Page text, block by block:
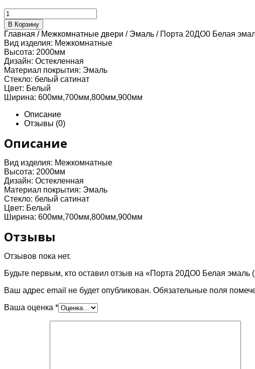
Количество
товара
Порта
20ДО0
Белая
эмаль
(белый
сатинат)
В Корзину
Главная / Межкомнатные двери / Эмаль / Порта 20ДО0 Белая
Вид изделия: Межкомнатные
Высота: 2000мм
Дизайн: Остекленная
Материал покрытия: Эмаль
Стекло: белый сатинат
Цвет: Белый
Ширина: 600мм,700мм,800мм,900мм
Описание
Отзывы (0)
Описание
Вид изделия: Межкомнатные
Высота: 2000мм
Дизайн: Остекленная
Материал покрытия: Эмаль
Стекло: белый сатинат
Цвет: Белый
Ширина: 600мм,700мм,800мм,900мм
Отзывы
Отзывов пока нет.
Будьте первым, кто оставил отзыв на «Порта 20ДО0 Белая эмаль
Ваш адрес email не будет опубликован. Обязательные поля
Ваша оценка *